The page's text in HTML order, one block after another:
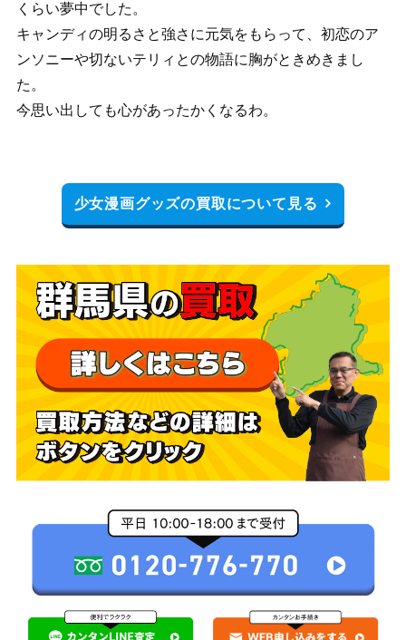
くらい夢中でした。
キャンディの明るさと強さに元気をもらって、初恋のア
ンソニーや切ないテリィとの物語に胸がときめきまし
た。
今思い出しても心があったかくなるわ。
少女漫画グッズの買取について見る